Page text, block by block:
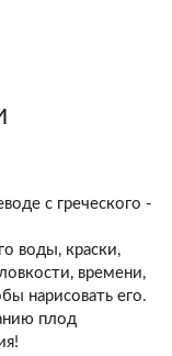
с греческого -
воды, краски,
времени,
нарисовать его.
плод